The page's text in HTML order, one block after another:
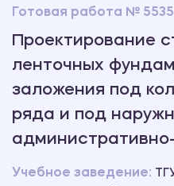
Готовая работа №
Проектирование
ленточных
заложения под
ряда и под
Учебное заведение: